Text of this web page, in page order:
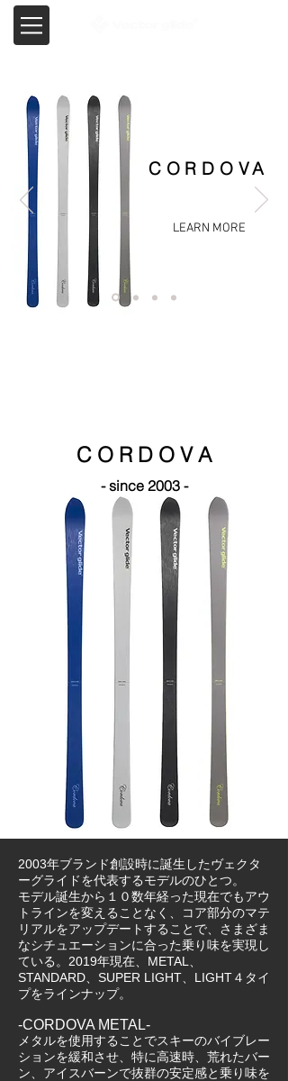
CORDOVA
LEARN MORE
C O R D O V A
- since 2003 -
​2003年ブランド創設時に誕生したヴェクタ
ーグライドを代表するモデルのひとつ。
​モデル誕生から１０数年経った現在でもアウ
トラインを変えることなく、コア部分のマテ
リアルをアップデートすることで、さまざま
なシチュエーションに合った乗り味を実現し
ている。2019年現在、METAL、
STANDARD、SUPER LIGHT、LIGHT４タイ
プをラインナップ。
-CORDOVA METAL-
メタルを使用することでスキーのバイブレー
ションを緩和させ、特に高速時、荒れたバー
ン、アイスバーンで抜群の安定感と乗り味を